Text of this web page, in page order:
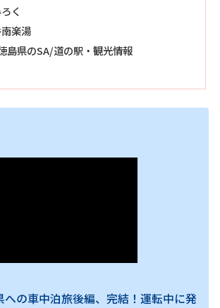
く
楽湯
島県のSA/道の駅・観光情報
への車中泊旅後編、完結！運転中に発